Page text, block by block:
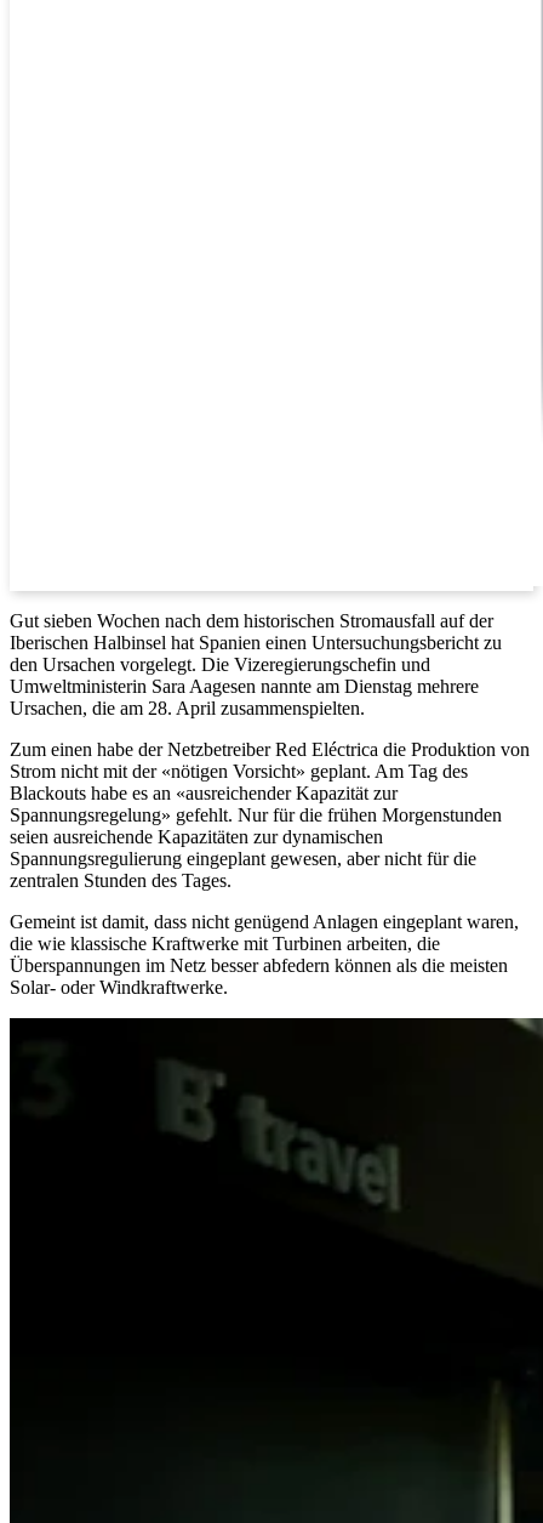
Gut sieben Wochen nach dem historischen Stromausfall auf der
Iberischen Halbinsel hat Spanien einen Untersuchungsbericht zu
den Ursachen vorgelegt. Die Vizeregierungschefin und
Umweltministerin Sara Aagesen nannte am Dienstag mehrere
Ursachen, die am 28. April zusammenspielten.
Zum einen habe der Netzbetreiber Red Eléctrica die Produktion von
Strom nicht mit der «nötigen Vorsicht» geplant. Am Tag des
Blackouts habe es an «ausreichender Kapazität zur
Spannungsregelung» gefehlt. Nur für die frühen Morgenstunden
seien ausreichende Kapazitäten zur dynamischen
Spannungsregulierung eingeplant gewesen, aber nicht für die
zentralen Stunden des Tages.
Gemeint ist damit, dass nicht genügend Anlagen eingeplant waren,
die wie klassische Kraftwerke mit Turbinen arbeiten, die
Überspannungen im Netz besser abfedern können als die meisten
Solar- oder Windkraftwerke.